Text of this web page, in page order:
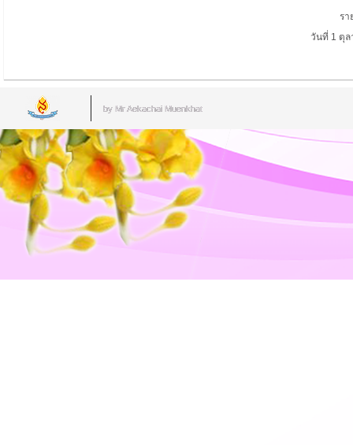
ร
วันที่ 1 ตุ
by Mr.Aekachai Muenkhat